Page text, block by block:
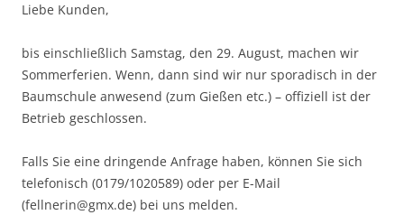
Liebe Kunden,
bis einschließlich Samstag, den 29. August, machen wir
Sommerferien. Wenn, dann sind wir nur sporadisch in der
Baumschule anwesend (zum Gießen etc.) – offiziell ist der
Betrieb geschlossen.
Falls Sie eine dringende Anfrage haben, können Sie sich
telefonisch (0179/1020589) oder per E-Mail
(fellnerin@gmx.de) bei uns melden.